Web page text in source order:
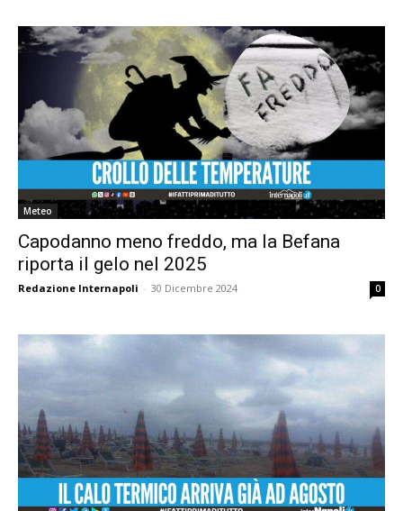
Meteo
Capodanno meno freddo, ma la Befana
riporta il gelo nel 2025
Redazione Internapoli - 30 Dicembre 2024 0